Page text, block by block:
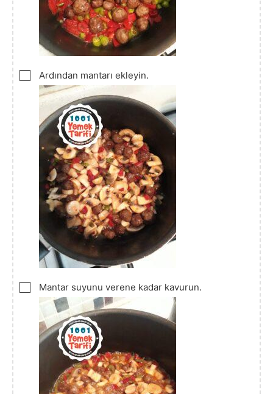
▢
Ardından mantarı ekleyin.
▢
Mantar suyunu verene kadar kavurun.